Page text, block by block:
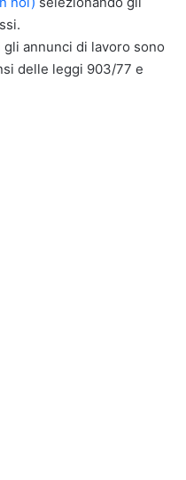
annunci di lavoro sono
delle leggi 903/77 e